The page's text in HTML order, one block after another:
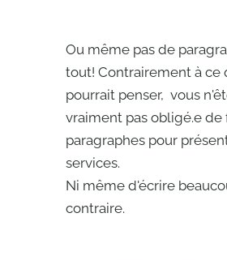
Ou même pas de
tout! Contrairement à ce
pourrait penser, vous
vraiment pas obligé.e de
paragraphes pour
services.
Ni même d'écrire
contraire.